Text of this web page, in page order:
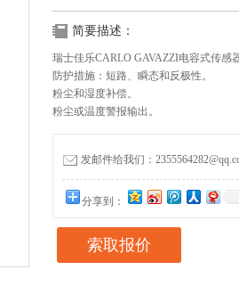
简要描述：
瑞士佳乐CARLO GAVAZZI电容式传感
防护措施：短路、瞬态和反极性。
粉尘和湿度补偿。
粉尘或温度警报输出。
发邮件给我们：
分享到：
索取报价